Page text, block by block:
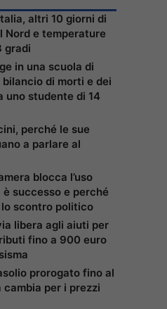
altri 10 giorni di
Nord e temperature
gradi
in una scuola di
di morti e dei
uno studente di 14
perché le sue
a parlare al
blocca l’uso
successo e perché
scontro politico
libera agli aiuti per
fino a 900 euro
prorogato fino al
cambia per i prezzi